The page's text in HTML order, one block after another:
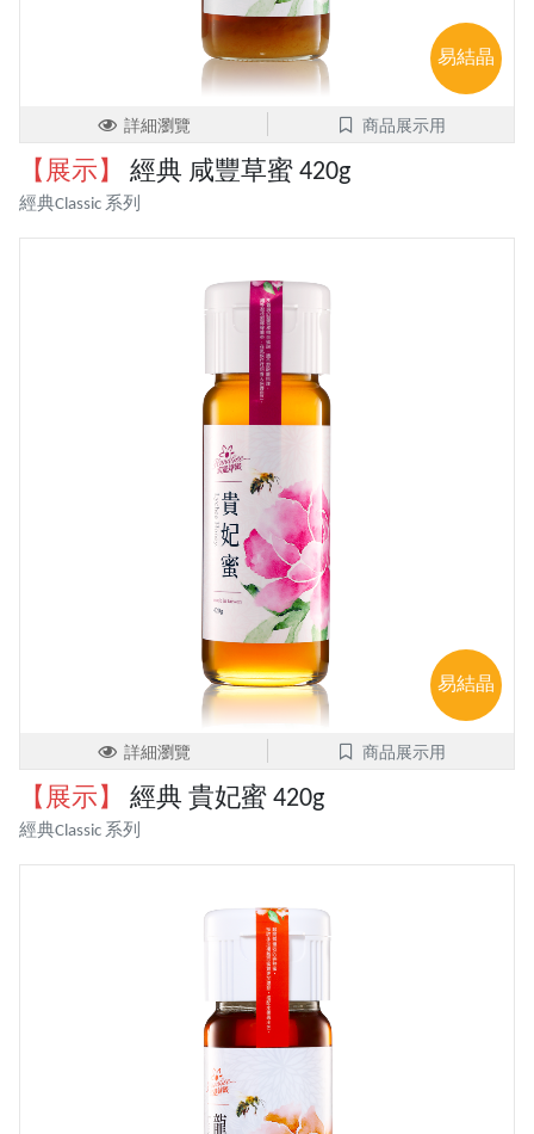
易結晶
詳細瀏覽 商品展示用
【展示】 經典 咸豐草蜜 420g
經典Classic 系列
易結晶
詳細瀏覽 商品展示用
【展示】 經典 貴妃蜜 420g
經典Classic 系列